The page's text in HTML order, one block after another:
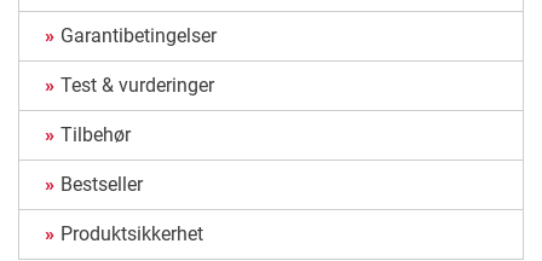
Garantibetingelser
Test & vurderinger
Tilbehør
Bestseller
Produktsikkerhet